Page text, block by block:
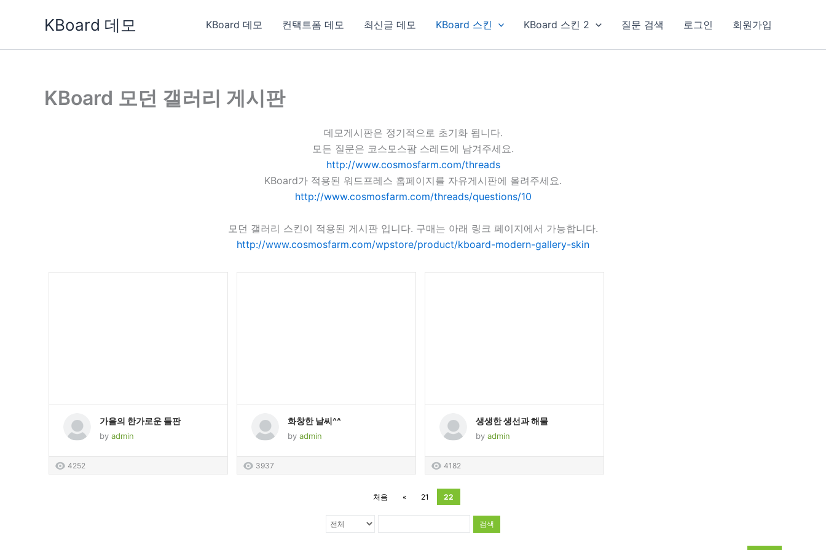
KBoard 데모 KBoard 데모 컨택트폼 데모 최신글 데모 KBoard 스킨 KBoard 스킨 2 질문 검색 로그인 회원가입
KBoard 모던 갤러리 게시판
데모게시판은 정기적으로 초기화 됩니다.
모든 질문은 코스모스팜 스레드에 남겨주세요.
http://www.cosmosfarm.com/threads
KBoard가 적용된 워드프레스 홈페이지를 자유게시판에 올려주세요.
http://www.cosmosfarm.com/threads/questions/10
모던 갤러리 스킨이 적용된 게시판 입니다. 구매는 아래 링크 페이지에서 가능합니다.
http://www.cosmosfarm.com/wpstore/product/kboard-modern-gallery-skin
가을의 한가로운 들판
by admin
4252
화창한 날씨^^
by admin
3937
생생한 생선과 해물
by admin
4182
처음 « 21 22
검색